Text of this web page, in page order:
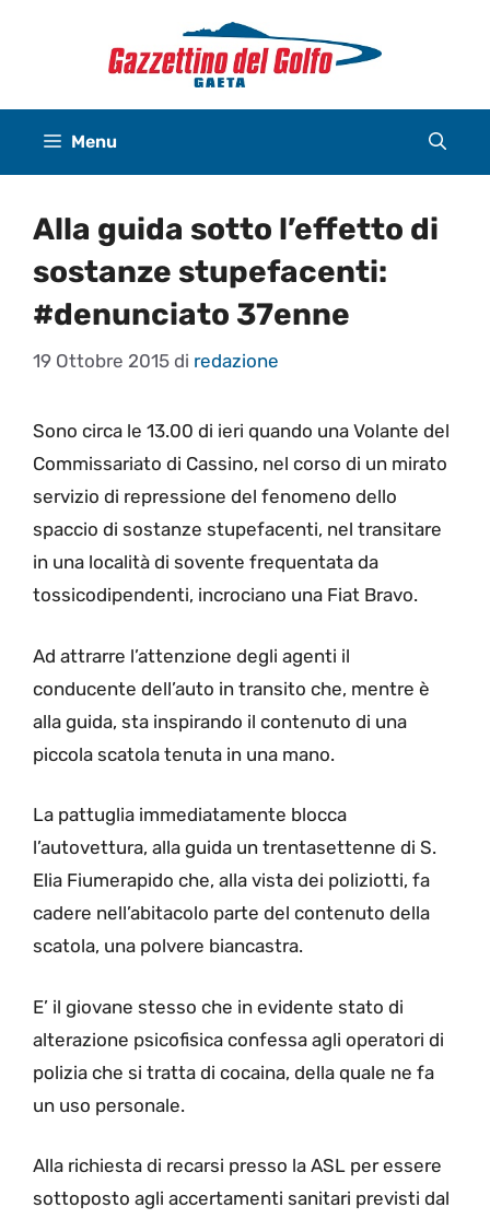
Menu
Alla guida sotto l’effetto di
sostanze stupefacenti:
#denunciato 37enne
19 Ottobre 2015 di redazione
Sono circa le 13.00 di ieri quando una Volante del
Commissariato di Cassino, nel corso di un mirato
servizio di repressione del fenomeno dello
spaccio di sostanze stupefacenti, nel transitare
in una località di sovente frequentata da
tossicodipendenti, incrociano una Fiat Bravo.
Ad attrarre l’attenzione degli agenti il
conducente dell’auto in transito che, mentre è
alla guida, sta inspirando il contenuto di una
piccola scatola tenuta in una mano.
La pattuglia immediatamente blocca
l’autovettura, alla guida un trentasettenne di S.
Elia Fiumerapido che, alla vista dei poliziotti, fa
cadere nell’abitacolo parte del contenuto della
scatola, una polvere biancastra.
E’ il giovane stesso che in evidente stato di
alterazione psicofisica confessa agli operatori di
polizia che si tratta di cocaina, della quale ne fa
un uso personale.
Alla richiesta di recarsi presso la ASL per essere
sottoposto agli accertamenti sanitari previsti dal